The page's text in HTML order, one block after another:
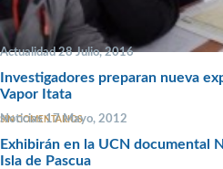
Actualidad 28 Julio, 2016
Investigadores preparan nueva
Vapor Itata
SIN COMENTARIOS
Noticias 17 Mayo, 2012
Exhibirán en la UCN documental
Isla de Pascua